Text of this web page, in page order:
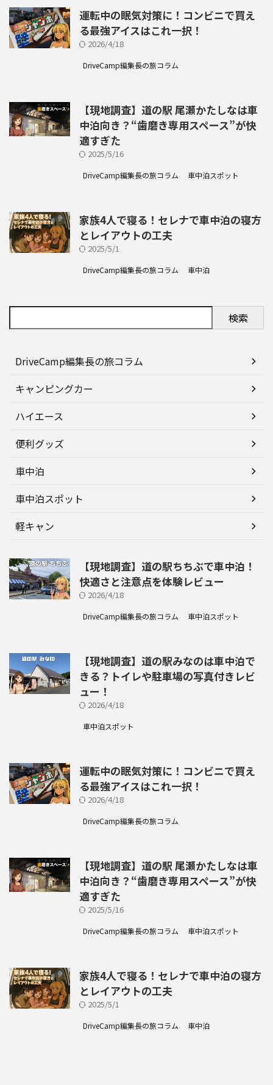
運転中の眠気対策に！コンビニで買え
る最強アイスはこれ一択！
2026/4/18
DriveCamp編集長の旅コラム
【現地調査】道の駅 尾瀬かたしなは車
中泊向き？“歯磨き専用スペース”が快
適すぎた
2025/5/16
DriveCamp編集長の旅コラム 車中泊スポット
家族4人で寝る！セレナで車中泊の寝方
とレイアウトの工夫
2025/5/1
DriveCamp編集長の旅コラム 車中泊
検索
DriveCamp編集長の旅コラム
キャンピングカー
ハイエース
便利グッズ
車中泊
車中泊スポット
軽キャン
【現地調査】道の駅ちちぶで車中泊！
快適さと注意点を体験レビュー
2026/4/18
DriveCamp編集長の旅コラム 車中泊スポット
【現地調査】道の駅みなのは車中泊で
きる？トイレや駐車場の写真付きレビ
ュー！
2026/4/18
車中泊スポット
運転中の眠気対策に！コンビニで買え
る最強アイスはこれ一択！
2026/4/18
DriveCamp編集長の旅コラム
【現地調査】道の駅 尾瀬かたしなは車
中泊向き？“歯磨き専用スペース”が快
適すぎた
2025/5/16
DriveCamp編集長の旅コラム 車中泊スポット
家族4人で寝る！セレナで車中泊の寝方
とレイアウトの工夫
2025/5/1
DriveCamp編集長の旅コラム 車中泊